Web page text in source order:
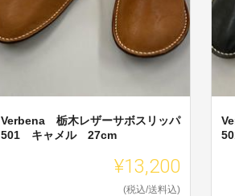
Verbena 栃木レザーサボスリッパ
501 キャメル 27cm
¥13,200
(税込/送料込)